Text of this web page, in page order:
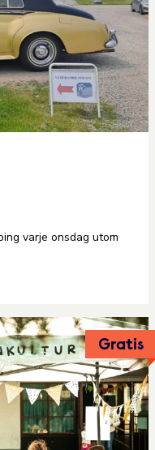
varje onsdag utom
Gratis